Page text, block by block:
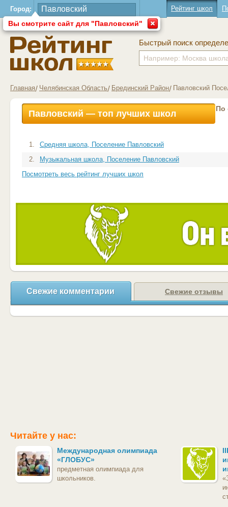
Город:
Вы смотрите сайт для "Павловский"
Рейтинг школ
Быстрый поиск
Главная Челябинская Область Брединский Район Павловский
Павловский — топ лучших школ По
1.
Средняя школа, Поселение Павловский
2.
Музыкальная школа, Поселение Павловский
Посмотреть весь рейтинг лучших школ
Свежие комментарии Свежие отзывы
Читайте у нас:
Международная олимпиада
«ГЛОБУС»
предметная олимпиада для
школьников.